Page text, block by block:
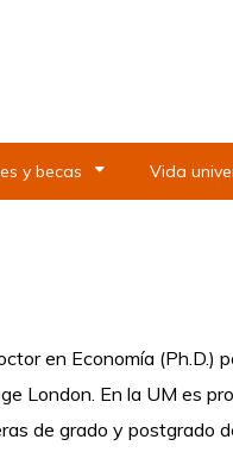
y becas Vida
en Economía (Ph.D.)
London. En la UM es
de grado y postgrado